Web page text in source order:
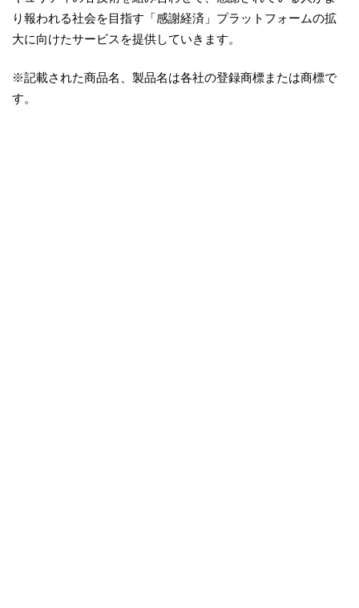
り報われる社会を目指す「感謝経済」プラットフォームの拡
大に向けたサービスを提供していきます。
※記載された商品名、製品名は各社の登録商標または商標で
す。